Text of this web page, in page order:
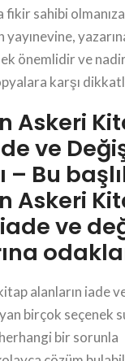
sahibi olmanıza
önemlidir ve
karşı
Askeri
ve
– Bu
Askeri
ve
alanların iade
birçok seçenek
bir sorunla